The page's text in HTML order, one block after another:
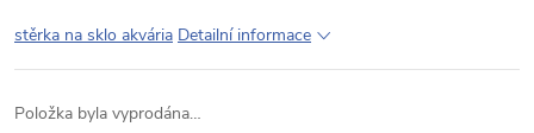
stěrka na sklo akvária Detailní informace
Položka byla vyprodána…